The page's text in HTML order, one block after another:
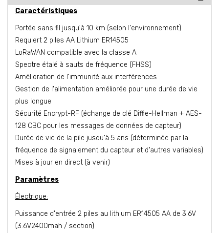
Caractéristiques
Portée sans fil jusqu'à 10 km (selon l'environnement)
Requiert 2 piles AA Lithium ER14505
LoRaWAN compatible avec la classe A
Spectre étalé à sauts de fréquence (FHSS)
Amélioration de l'immunité aux interférences
Gestion de l'alimentation améliorée pour une durée de vie
plus longue
Sécurité Encrypt-RF (échange de clé Diffie-Hellman + AES-
128 CBC pour les messages de données de capteur)
Durée de vie de la pile jusqu'à 5 ans (déterminée par la
fréquence de signalement du capteur et d'autres variables)
Mises à jour en direct (à venir)
Paramètres
Électrique:
Puissance d'entrée 2 piles au lithium ER14505 AA de 3.6V
(3.6V2400mah / section)